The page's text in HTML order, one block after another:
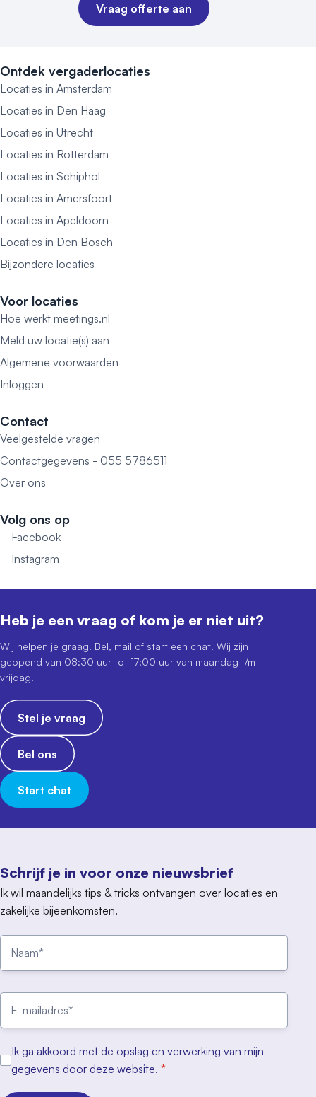
Vraag offerte aan
Ontdek vergaderlocaties
Locaties in Amsterdam
Locaties in Den Haag
Locaties in Utrecht
Locaties in Rotterdam
Locaties in Schiphol
Locaties in Amersfoort
Locaties in Apeldoorn
Locaties in Den Bosch
Bijzondere locaties
Voor locaties
Hoe werkt meetings.nl
Meld uw locatie(s) aan
Algemene voorwaarden
Inloggen
Contact
Veelgestelde vragen
Contactgegevens - 055 5786511
Over ons
Volg ons op
Facebook
Instagram
Schrijf je in voor onze nieuwsbrief
Ik wil maandelijks tips & tricks ontvangen over locaties en
zakelijke bijeenkomsten.
Ik ga akkoord met de opslag en verwerking van mijn
gegevens door deze website. *
Heb je een vraag of kom je er niet uit?
Wij helpen je graag! Bel, mail of start een chat. Wij zijn
geopend van 08:30 uur tot 17:00 uur van maandag t/m
vrijdag.
Stel je vraag
Bel ons
Start chat